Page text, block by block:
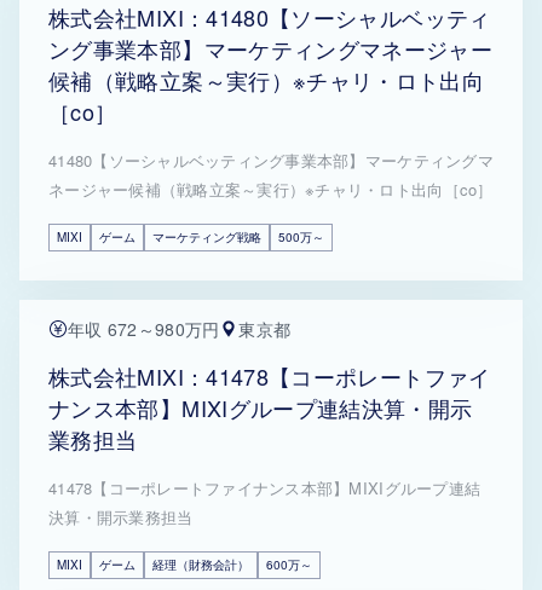
株式会社MIXI：41480【ソーシャルベッティ
ング事業本部】マーケティングマネージャー
候補（戦略立案～実行）※チャリ・ロト出向
［co］
41480【ソーシャルベッティング事業本部】マーケティングマ
ネージャー候補（戦略立案～実行）※チャリ・ロト出向［co］
MIXI ゲーム マーケティング戦略 500万～
年収 672～980万円 東京都
株式会社MIXI：41478【コーポレートファイ
ナンス本部】MIXIグループ連結決算・開示
業務担当
41478【コーポレートファイナンス本部】MIXIグループ連結
決算・開示業務担当
MIXI ゲーム 経理（財務会計） 600万～